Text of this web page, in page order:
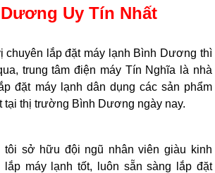
Uy Tín Nhất
chuyên lắp đặt máy lạnh Bình Dương thì
trung tâm điện máy Tín Nghĩa là nhà
đặt máy lạnh dân dụng các sản phẩm
tại thị trường Bình Dương ngày nay.
sở hữu đội ngũ nhân viên giàu kinh
lắp máy lạnh tốt, luôn sẵn sàng lắp đặt